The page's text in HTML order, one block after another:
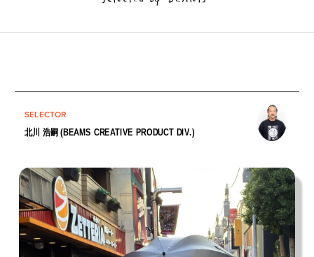
SELECTOR
北川 浩嗣 (BEAMS CREATIVE PRODUCT DIV.)
私の偏愛話、聞いていってくれませんか？